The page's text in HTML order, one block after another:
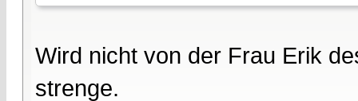
Wird nicht von der Frau Erik
strenge.